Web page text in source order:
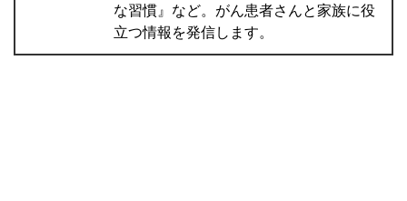
な習慣』など。がん患者さんと家族に役
立つ情報を発信します。